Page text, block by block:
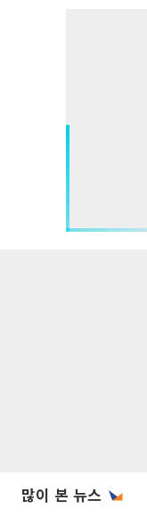
많이 본 뉴스